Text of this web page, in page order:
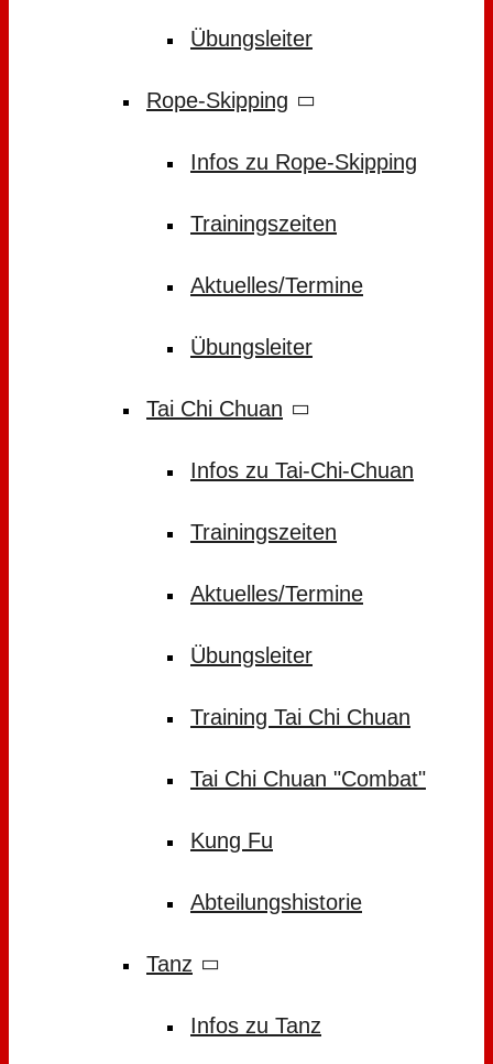
Übungsleiter
Rope-Skipping
Infos zu Rope-Skipping
Trainingszeiten
Aktuelles/Termine
Übungsleiter
Tai Chi Chuan
Infos zu Tai-Chi-Chuan
Trainingszeiten
Aktuelles/Termine
Übungsleiter
Training Tai Chi Chuan
Tai Chi Chuan "Combat"
Kung Fu
Abteilungshistorie
Tanz
Infos zu Tanz